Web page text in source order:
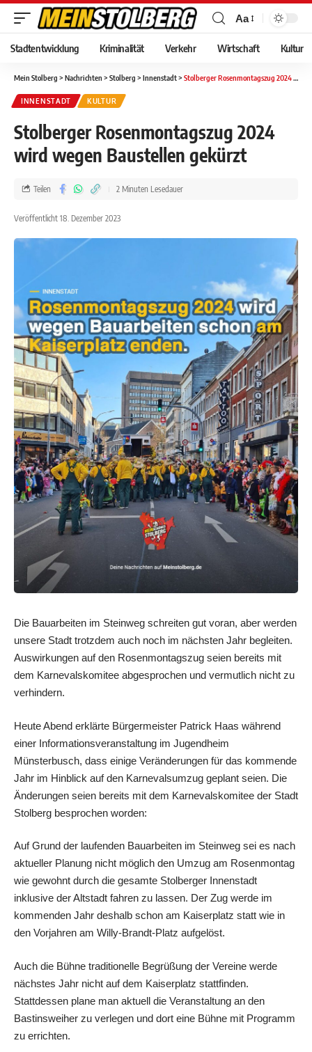
Aa
Stadtentwicklung Kriminalität Verkehr Wirtschaft Kultur
Mein Stolberg > Nachrichten > Stolberg > Innenstadt> Stolberger Rosenmontagszug 2024 wird wegen Baustellen gekürzt
INNENSTADT KULTUR
Stolberger Rosenmontagszug 2024
wird wegen Baustellen gekürzt
Veröffentlicht 18. Dezember 2023
Teilen 2 Minuten Lesedauer
Die Bauarbeiten im Steinweg schreiten gut voran, aber werden
unsere Stadt trotzdem auch noch im nächsten Jahr begleiten.
Auswirkungen auf den Rosenmontagszug seien bereits mit
dem Karnevalskomitee abgesprochen und vermutlich nicht zu
verhindern.
Heute Abend erklärte Bürgermeister Patrick Haas während
einer Informationsveranstaltung im Jugendheim
Münsterbusch, dass einige Veränderungen für das kommende
Jahr im Hinblick auf den Karnevalsumzug geplant seien. Die
Änderungen seien bereits mit dem Karnevalskomitee der Stadt
Stolberg besprochen worden:
Auf Grund der laufenden Bauarbeiten im Steinweg sei es nach
aktueller Planung nicht möglich den Umzug am Rosenmontag
wie gewohnt durch die gesamte Stolberger Innenstadt
inklusive der Altstadt fahren zu lassen. Der Zug werde im
kommenden Jahr deshalb schon am Kaiserplatz statt wie in
den Vorjahren am Willy-Brandt-Platz aufgelöst.
Auch die Bühne traditionelle Begrüßung der Vereine werde
nächstes Jahr nicht auf dem Kaiserplatz stattfinden.
Stattdessen plane man aktuell die Veranstaltung an den
Bastinsweiher zu verlegen und dort eine Bühne mit Programm
zu errichten.